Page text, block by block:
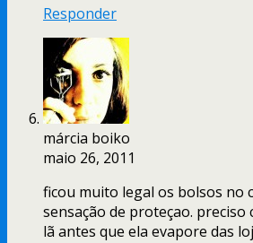
Responder
márcia boiko
maio 26, 2011
ficou muito legal os bolsos no
sensação de proteçao. preciso
lã antes que ela evapore das